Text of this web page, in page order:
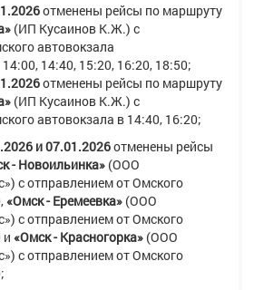
отменены рейсы по маршруту
» (ИП Кусаинов К.Ж.) с
автовокзала
14:00, 14:40, 15:20, 16:20, 18:50;
отменены рейсы по маршруту
» (ИП Кусаинов К.Ж.) с
автовокзала в 14:40, 16:20;
и 07.01.2026отменены рейсы
- Новоильинка» (ООО
с отправлением от Омского
,«Омск - Еремеевка» (ООО
с отправлением от Омского
и «Омск - Красногорка» (ООО
с отправлением от Омского
;